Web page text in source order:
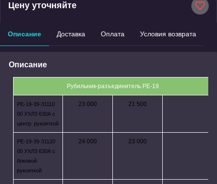
Цену уточняйте
Описание Доставка Оплата Условия возврата
Описание
Рубильник-разъединитель РЕ-19
РЕ-19-39-31110
00 УХЛ3 630А с
центр. рукояткой
23 000 21 500
РЕ-19-39-31120
00 УХЛ3 630А с
боковой
рукояткой
24 000 23 000